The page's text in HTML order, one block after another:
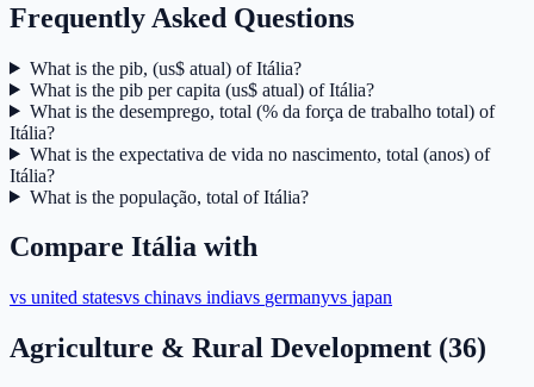
Frequently Asked Questions
What is the pib, (us$ atual) of Itália?
What is the pib per capita (us$ atual) of Itália?
What is the desemprego, total (% da força de trabalho total) of
Itália?
What is the expectativa de vida no nascimento, total (anos) of
Itália?
What is the população, total of Itália?
Compare Itália with
vs united statesvs chinavs indiavs germanyvs japan
Agriculture & Rural Development (36)